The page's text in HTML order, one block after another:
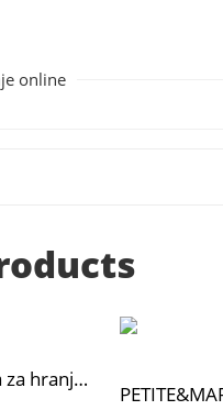
online
BabyOno Posuda za hranjenje + žlica, mint